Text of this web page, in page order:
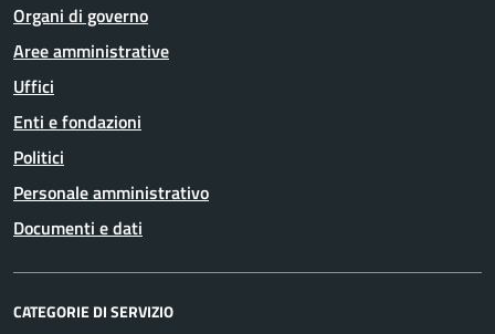
Organi di governo
Aree amministrative
Uffici
Enti e fondazioni
Politici
Personale amministrativo
Documenti e dati
CATEGORIE DI SERVIZIO